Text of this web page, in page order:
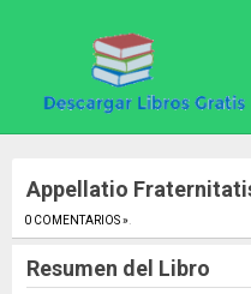
Appellatio
0 COMENTARIOS ».
Resumen del Libro